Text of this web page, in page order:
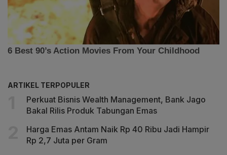
ARTIKEL TERPOPULER
Perkuat Bisnis Wealth Management, Bank Jago
Bakal Rilis Produk Tabungan Emas
Harga Emas Antam Naik Rp 40 Ribu Jadi Hampir
Rp 2,7 Juta per Gram